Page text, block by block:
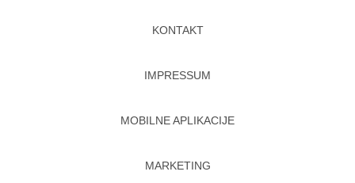
KONTAKT
IMPRESSUM
MOBILNE APLIKACIJE
MARKETING